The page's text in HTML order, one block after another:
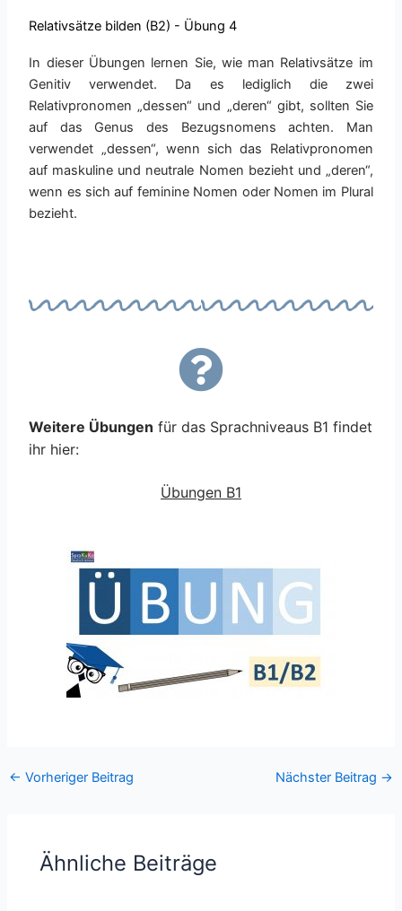
Relativsätze bilden (B2) - Übung 4
In dieser Übungen lernen Sie, wie man Relativsätze im
Genitiv verwendet. Da es lediglich die zwei
Relativpronomen „dessen“ und „deren“ gibt, sollten Sie
auf das Genus des Bezugsnomens achten. Man
verwendet „dessen“, wenn sich das Relativpronomen
auf maskuline und neutrale Nomen bezieht und „deren“,
wenn es sich auf feminine Nomen oder Nomen im Plural
bezieht.
Weitere Übungen für das Sprachniveaus B1 findet
ihr hier:
Übungen B1
← Vorheriger Beitrag Nächster Beitrag →
Ähnliche Beiträge